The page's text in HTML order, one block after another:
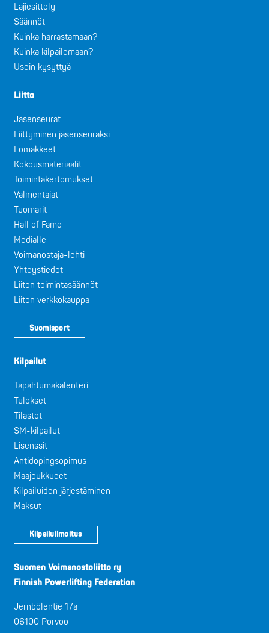
Lajiesittely
Säännöt
Kuinka harrastamaan?
Kuinka kilpailemaan?
Usein kysyttyä
Liitto
Jäsenseurat
Liittyminen jäsenseuraksi
Lomakkeet
Kokousmateriaalit
Toimintakertomukset
Valmentajat
Tuomarit
Hall of Fame
Medialle
Voimanostaja-lehti
Yhteystiedot
Liiton toimintasäännöt
Liiton verkkokauppa
Suomisport
Kilpailut
Tapahtumakalenteri
Tulokset
Tilastot
SM-kilpailut
Lisenssit
Antidopingsopimus
Maajoukkueet
Kilpailuiden järjestäminen
Maksut
Kilpailuilmoitus
Suomen Voimanostoliitto ry
Finnish Powerlifting Federation
Jernbölentie 17a
06100 Porvoo